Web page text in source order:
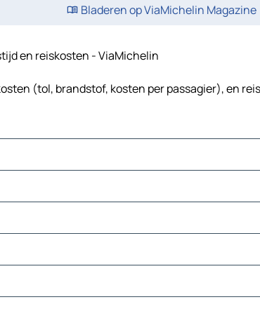
Bladeren op ViaMichelin Magazine
en reiskosten - ViaMichelin
(tol, brandstof, kosten per passagier), en